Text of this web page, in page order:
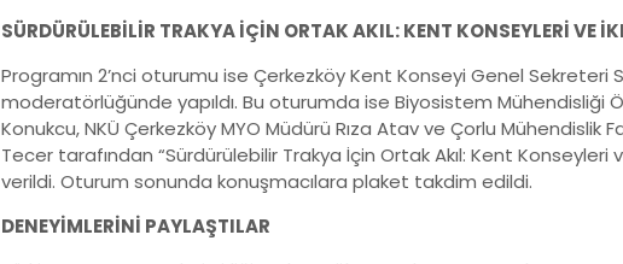
SÜRDÜRÜLEBİLİR TRAKYA İÇİN ORTAK AKIL: KENT KONSEYLERİ VE
Programın 2’nci oturumu ise Çerkezköy Kent Konseyi Genel Sekreteri
moderatörlüğünde yapıldı. Bu oturumda ise Biyosistem Mühendisliği
Konukcu, NKÜ Çerkezköy MYO Müdürü Rıza Atav ve Çorlu Mühendislik
Tecer tarafından “Sürdürülebilir Trakya İçin Ortak Akıl: Kent Konseyleri
verildi. Oturum sonunda konuşmacılara plaket takdim edildi.
DENEYİMLERİNİ PAYLAŞTILAR